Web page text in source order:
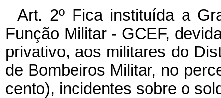
Art. 2º Fica instituída a
Função Militar - GCEF,
privativo, aos militares do
de Bombeiros Militar, no
cento), incidentes sobre o